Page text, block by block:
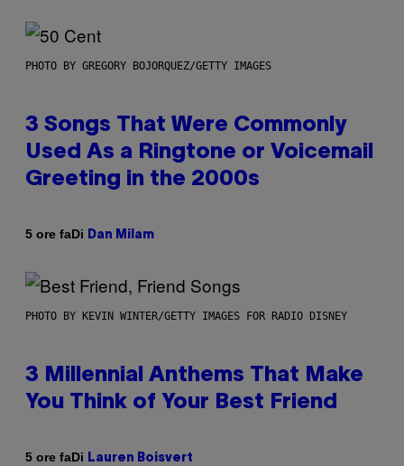
PHOTO BY GREGORY BOJORQUEZ/GETTY IMAGES
3 Songs That Were Commonly
Used As a Ringtone or Voicemail
Greeting in the 2000s
5 ore faDi Dan Milam
PHOTO BY KEVIN WINTER/GETTY IMAGES FOR RADIO DISNEY
3 Millennial Anthems That Make
You Think of Your Best Friend
5 ore faDi Lauren Boisvert